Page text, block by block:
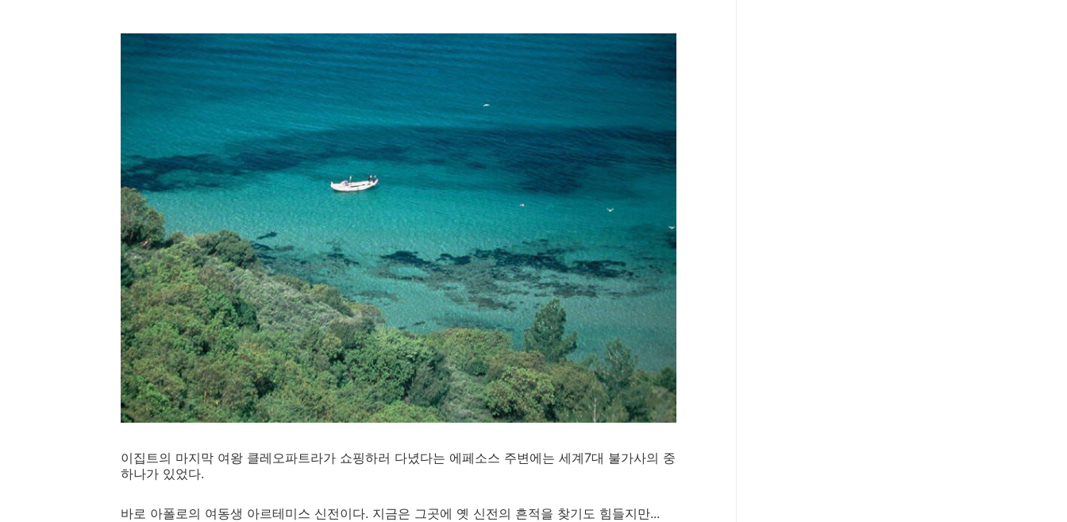
​이집트의 마지막 여왕 클레오파트라가 쇼핑하러 다녔다는 에페소스 주변에는 세계7대 불가사의 중
하나가 있었다.
바로 아폴로의 여동생 아르테미스 신전이다. 지금은 그곳에 옛 신전의 흔적을 찾기도 힘들지만...